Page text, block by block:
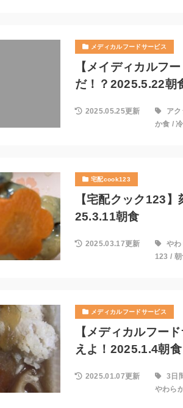
メディカルフードサービス
【メイディカルフ
だ！？2025.5.22朝
2025.05.25更新 ア
か食 /
宅配cook123
【宅配クック123
25.3.11朝食
2025.03.17更新 やわ
123 /
メディカルフードサービス
【メディカルフー
えよ！2025.1.4朝食
2025.01.07更新 3日
やわら